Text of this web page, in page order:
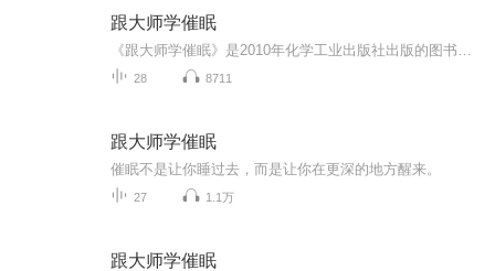
跟大师学催眠
28 8711
跟大师学催眠
催眠不是让你睡过去，而是让你在更深的地方醒来。
27 1.1万
跟大师学催眠